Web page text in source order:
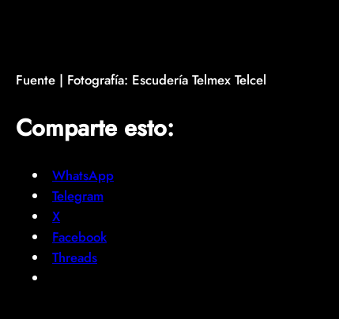
Fuente | Fotografía: Escudería Telmex Telcel
Comparte esto:
WhatsApp
Telegram
X
Facebook
Threads